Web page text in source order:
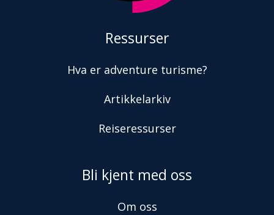
Ressurser
Hva er adventure turisme?
Artikkelarkiv
Reiseressurser
Bli kjent med oss
Om oss